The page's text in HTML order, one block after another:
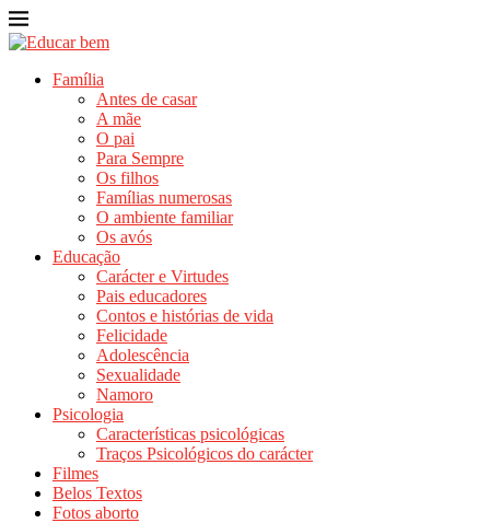
Família
Antes de casar
A mãe
O pai
Para Sempre
Os filhos
Famílias numerosas
O ambiente familiar
Os avós
Educação
Carácter e Virtudes
Pais educadores
Contos e histórias de vida
Felicidade
Adolescência
Sexualidade
Namoro
Psicologia
Características psicológicas
Traços Psicológicos do carácter
Filmes
Belos Textos
Fotos aborto